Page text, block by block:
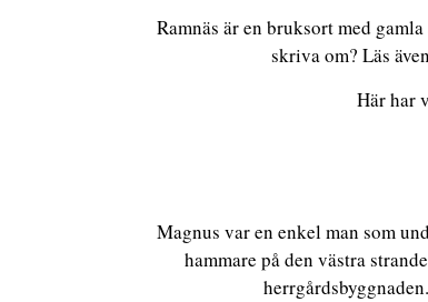
Ramnäs är en bruksort med
skriva om? Läs
Här har
Magnus var en enkel man som
hammare på den västra